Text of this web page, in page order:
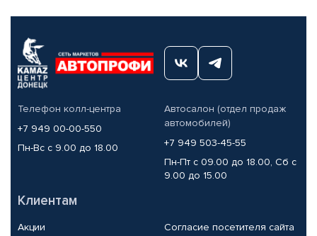
Телефон колл-центра
+7 949 00-00-550
Пн-Вс с 9.00 до 18.00
Автосалон (отдел продаж
автомобилей)
+7 949 503-45-55
Пн-Пт с 09.00 до 18.00, Сб с
9.00 до 15.00
Клиентам
Акции
Согласие посетителя сайта